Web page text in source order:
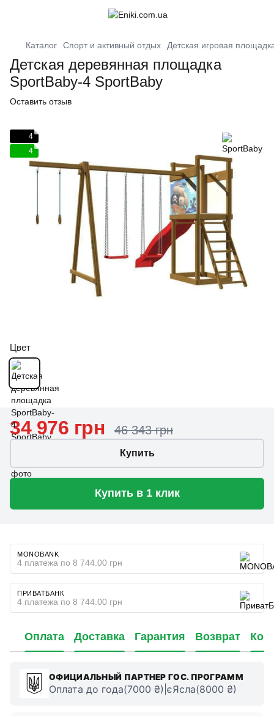
Каталог Спорт и активный отдых Детская игровая
Детская деревянная площадка
SportBaby-4 SportBaby
Оставить отзыв
4
4
Цвет
34 976 грн 46 343 грн
Купить
Купить в 1 клик
MONOBANK
4 платежа по 8 744.00 грн
ПРИВАТБАНК
4 платежа по 8 744.00 грн
Оплата Доставка Гарантия Возврат
ОФИЦИАЛЬНЫЙ ПАРТНЕР ГОС. ПРОГРАММ
Оплата до года(7000 ₴)|єЯсла(8000 ₴)